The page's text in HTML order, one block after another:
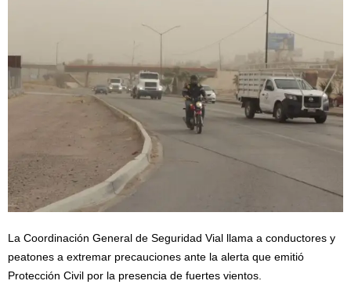
La Coordinación General de Seguridad Vial llama a conductores y
peatones a extremar precauciones ante la alerta que emitió
Protección Civil por la presencia de fuertes vientos.